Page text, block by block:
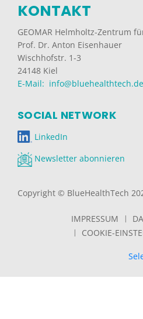
KONTAKT
GEOMAR Helmholtz-Zentrum
Prof. Dr. Anton Eisenhauer
Wischhofstr. 1-3
24148 Kiel
E-Mail: info@bluehealthtech.de
SOCIAL NETWORK
LinkedIn
Newsletter abonnieren
Copyright © BlueHealthTech
IMPRESSUM
COOKIE-